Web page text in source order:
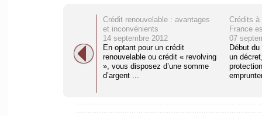
Crédit renouvelable : avantages
et inconvénients
14 septembre 2012
En optant pour un crédit
renouvelable ou crédit « revolving
», vous disposez d’une somme
d’argent ...
Crédits à
France
07
Début
un